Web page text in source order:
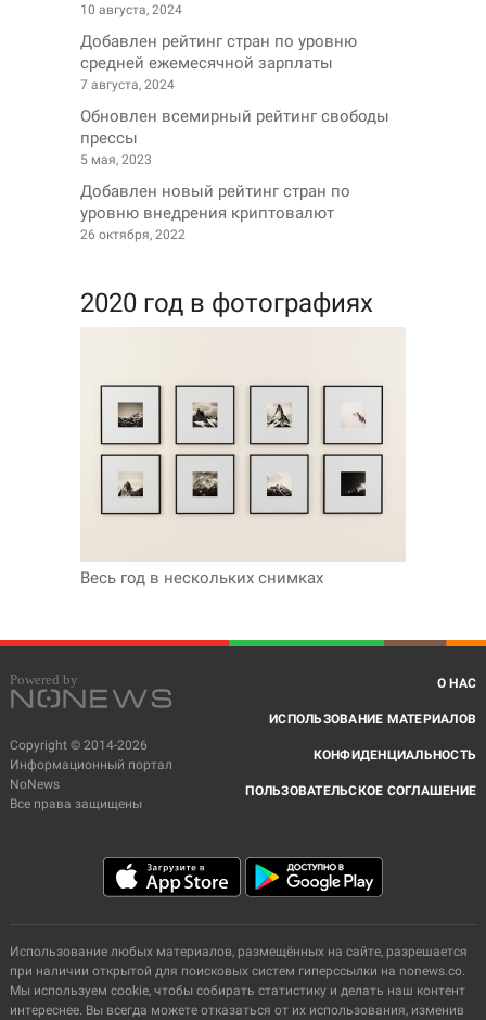
10 августа, 2024
Добавлен рейтинг стран по уровню
средней ежемесячной зарплаты
7 августа, 2024
Обновлен всемирный рейтинг свободы
прессы
5 мая, 2023
Добавлен новый рейтинг стран по
уровню внедрения криптовалют
26 октября, 2022
2020 год в фотографиях
Весь год в нескольких снимках
Copyright © 2014-2026
Информационный портал
NoNews
Все права защищены
О НАС
ИСПОЛЬЗОВАНИЕ МАТЕРИАЛОВ
КОНФИДЕНЦИАЛЬНОСТЬ
ПОЛЬЗОВАТЕЛЬСКОЕ СОГЛАШЕНИЕ
Использование любых материалов, размещённых на сайте, разрешается
при наличии открытой для поисковых систем гиперссылки на nonews.co.
Мы используем cookie, чтобы собирать статистику и делать наш контент
интереснее. Вы всегда можете отказаться от их использования, изменив